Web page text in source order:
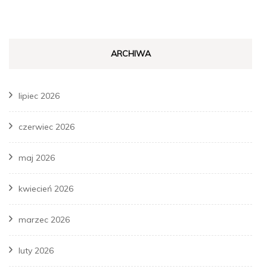
ARCHIWA
lipiec 2026
czerwiec 2026
maj 2026
kwiecień 2026
marzec 2026
luty 2026